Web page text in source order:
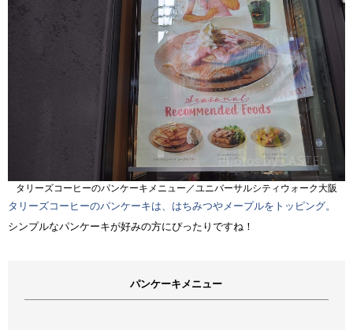
タリーズコーヒーのパンケーキメニュー／ユニバーサルシティウォーク大阪
タリーズコーヒーのパンケーキは、はちみつやメープルをトッピング。
シンプルなパンケーキが好みの方にぴったりですね！
パンケーキメニュー